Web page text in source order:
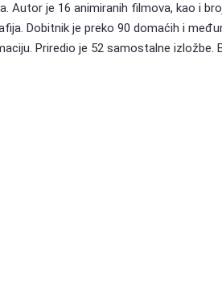
Autor je 16 animiranih filmova, kao i
Dobitnik je preko 90 domaćih i
Priredio je 52 samostalne izložbe.